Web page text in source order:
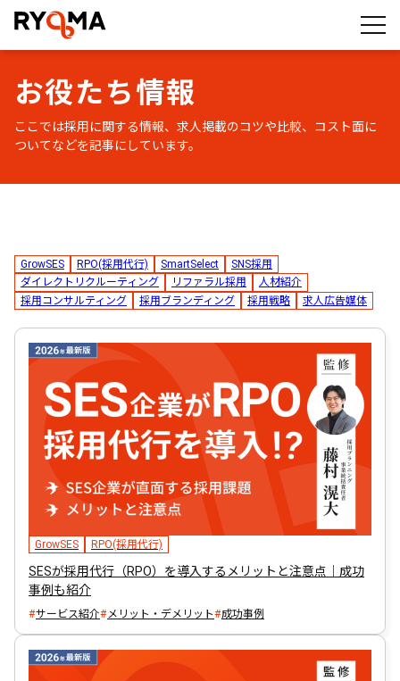
株式会社RYOMA
お役たち情報
ここでは採用に関する情報、求人掲載のコツや比較、コスト面に
ついてなどを記事にしています。
GrowSES RPO(採用代行) SmartSelect
SNS採用
ダイレクトリクルーティング
リファラル採用
人材紹介
採用コンサルティング
採用ブランディング 採用戦略 求人広告媒体
GrowSES RPO(採用代行)
SESが採用代行（RPO）を導入するメリットと注意点｜成功
事例も紹介
サービス紹介 メリット・デメリット 成功事例